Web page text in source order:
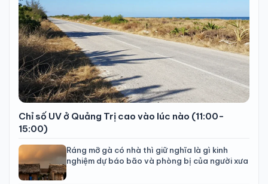
Chỉ số UV ở Quảng Trị cao vào lúc nào (11:00-
15:00)
Ráng mỡ gà có nhà thì giữ nghĩa là gì kinh
nghiệm dự báo bão và phòng bị của người xưa